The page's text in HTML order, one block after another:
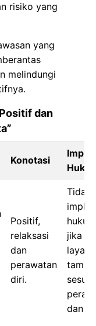
risiko yang
yang
melindungi
dan
Konotasi
Positif,
relaksasi
dan
perawatan
diri.
Tidak
hukum
jika
sesuai
dan